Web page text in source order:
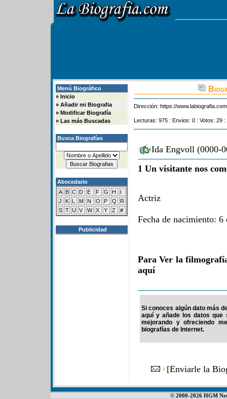
Menú Biográfico
» Inicio
» Añadir mi Biografia
» Modificar Biografía
» Las más Buscadas
Busca Biografías
Abecedario
A B C D E F G H
I
J
K L M N O P Q
R
S T U V W X Y Z #
Publicidad
Dirección: https://
Lecturas: 975 : Envios: 0 : Votos: 29
Ida Engvoll (0000-
1 Un visitante nos
Actriz
Fecha de nacimiento: 6
Para Ver la
aquí
Si conoces algún dato más
aquí y añade los datos que
mejorando y ofreciendo
biografías de Internet.
[Enviarle la
© 2000-2026 HGM